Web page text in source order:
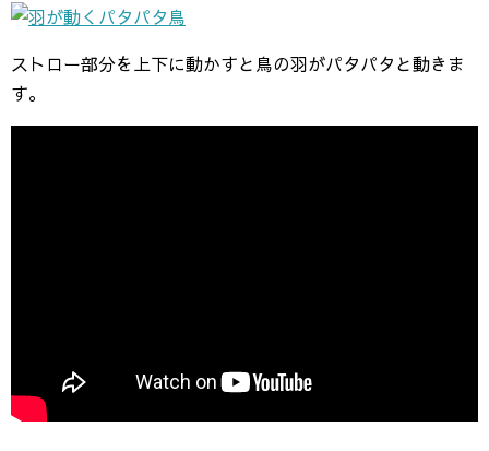
ストロー部分を上下に動かすと鳥の羽がパタパタと動きま
す。